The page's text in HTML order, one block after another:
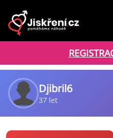
Djibril6
37 let